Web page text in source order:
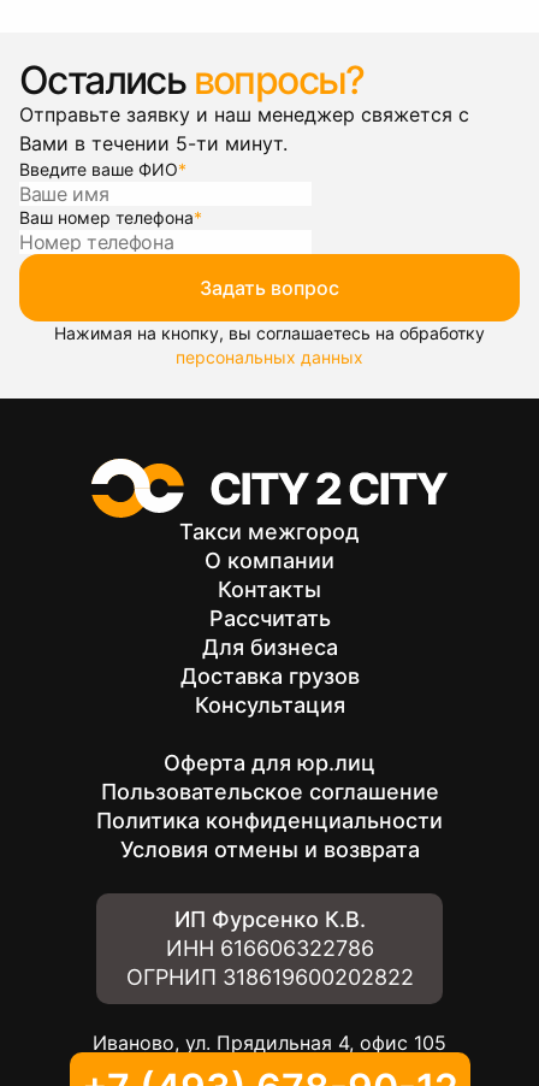
Остались вопросы?
Отправьте заявку и наш менеджер свяжется с
Вами в течении 5-ти минут.
Введите ваше ФИО*
Ваш номер телефона*
Задать вопрос
Нажимая на кнопку, вы соглашаетесь на обработку
персональных данных
Такси межгород
О компании
Контакты
Рассчитать
Для бизнеса
Доставка грузов
Консультация
Оферта для юр.лиц
Пользовательское соглашение
Политика конфиденциальности
Условия отмены и возврата
ИП Фурсенко К.В.
ИНН 616606322786
ОГРНИП 318619600202822
Иваново, ул. Прядильная 4, офис 105